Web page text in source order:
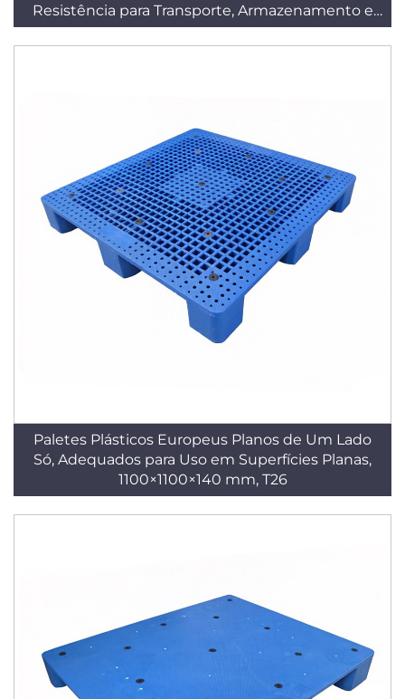
Resistência para Transporte, Armazenamento e
Logística em Depósitos T27
Paletes Plásticos Europeus Planos de Um Lado
Só, Adequados para Uso em Superfícies Planas,
1100×1100×140 mm, T26